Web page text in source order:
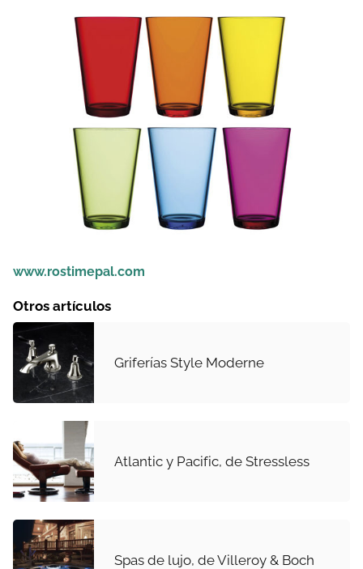
www.rostimepal.com
Otros artículos
Griferías Style Moderne
Atlantic y Pacific, de Stressless
Spas de lujo, de Villeroy & Boch